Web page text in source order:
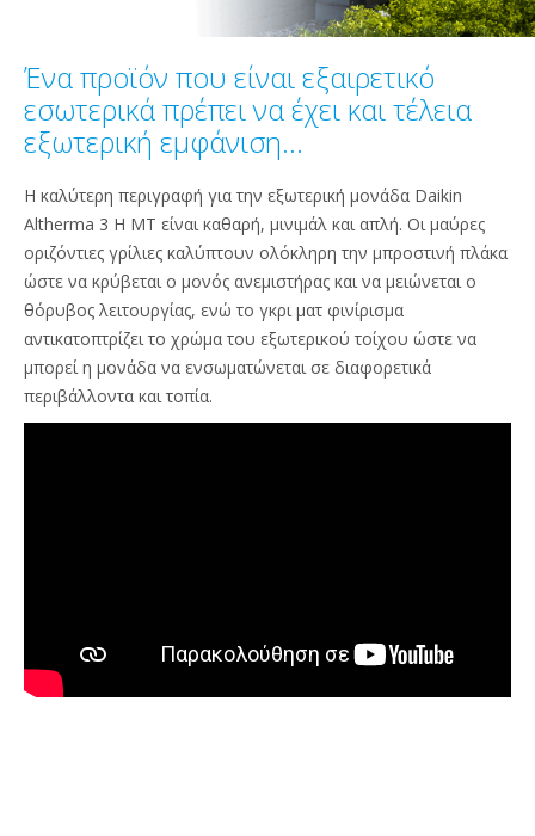
Ένα προϊόν που είναι εξαιρετικό
εσωτερικά πρέπει να έχει και τέλεια
εξωτερική εμφάνιση...
Η καλύτερη περιγραφή για την εξωτερική μονάδα Daikin
Altherma 3 H MT είναι καθαρή, μινιμάλ και απλή. Οι μαύρες
οριζόντιες γρίλιες καλύπτουν ολόκληρη την μπροστινή πλάκα
ώστε να κρύβεται ο μονός ανεμιστήρας και να μειώνεται ο
θόρυβος λειτουργίας, ενώ το γκρι ματ φινίρισμα
αντικατοπτρίζει το χρώμα του εξωτερικού τοίχου ώστε να
μπορεί η μονάδα να ενσωματώνεται σε διαφορετικά
περιβάλλοντα και τοπία.